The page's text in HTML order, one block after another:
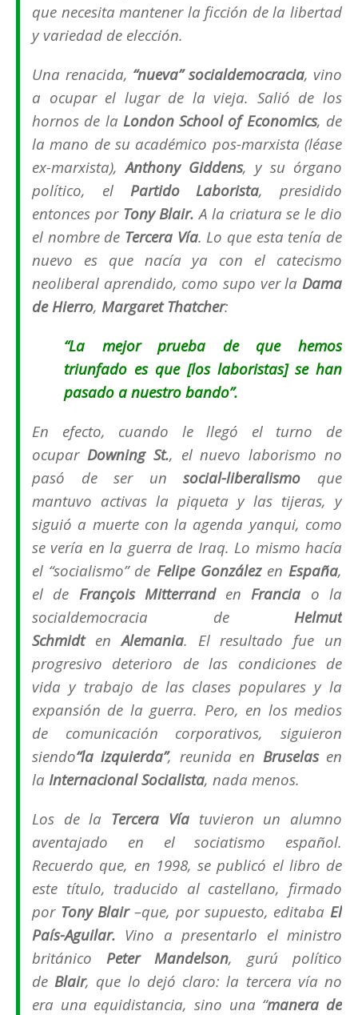
que necesita mantener la ficción de la libertad
y variedad de elección.
Una renacida, “nueva” socialdemocracia, vino
a ocupar el lugar de la vieja. Salió de los
hornos de la London School of Economics, de
la mano de su académico pos-marxista (léase
ex-marxista),Anthony Giddens, y su órgano
político, el Partido Laborista, presidido
entonces por Tony Blair. A la criatura se le dio
el nombre de Tercera Vía. Lo que esta tenía de
nuevo es que nacía ya con el catecismo
neoliberal aprendido, como supo ver la Dama
de Hierro, Margaret Thatcher:
“La mejor prueba de que hemos
triunfado es que [los laboristas] se han
pasado a nuestro bando”.
En efecto, cuando le llegó el turno de
ocuparDowning St., el nuevo laborismo no
pasó de ser unsocial-liberalismo que
mantuvo activas la piqueta y las tijeras, y
siguió a muerte con la agenda yanqui, como
se vería en la guerra de Iraq. Lo mismo hacía
el “socialismo”de Felipe Gonzálezen España,
el de François Mitterranden Francia o la
socialdemocracia de Helmut
SchmidtenAlemania. El resultado fue un
progresivo deterioro de las condiciones de
vida y trabajo de las clases populares y la
expansión de la guerra. Pero, en los medios
de comunicación corporativos, siguieron
siendo“la izquierda”, reunida en Bruselasen
la Internacional Socialista, nada menos.
Los de la Tercera Vía tuvieron un alumno
aventajado en elsociatismo español.
Recuerdo que, en 1998, se publicó el libro de
este título, traducido al castellano, firmado
por Tony Blair–que, por supuesto, editaba El
País-Aguilar. Vino a presentarlo el ministro
británico Peter Mandelson, gurú político
de Blair, que lo dejó claro: la tercera vía no
era una equidistancia, sino una “manera de